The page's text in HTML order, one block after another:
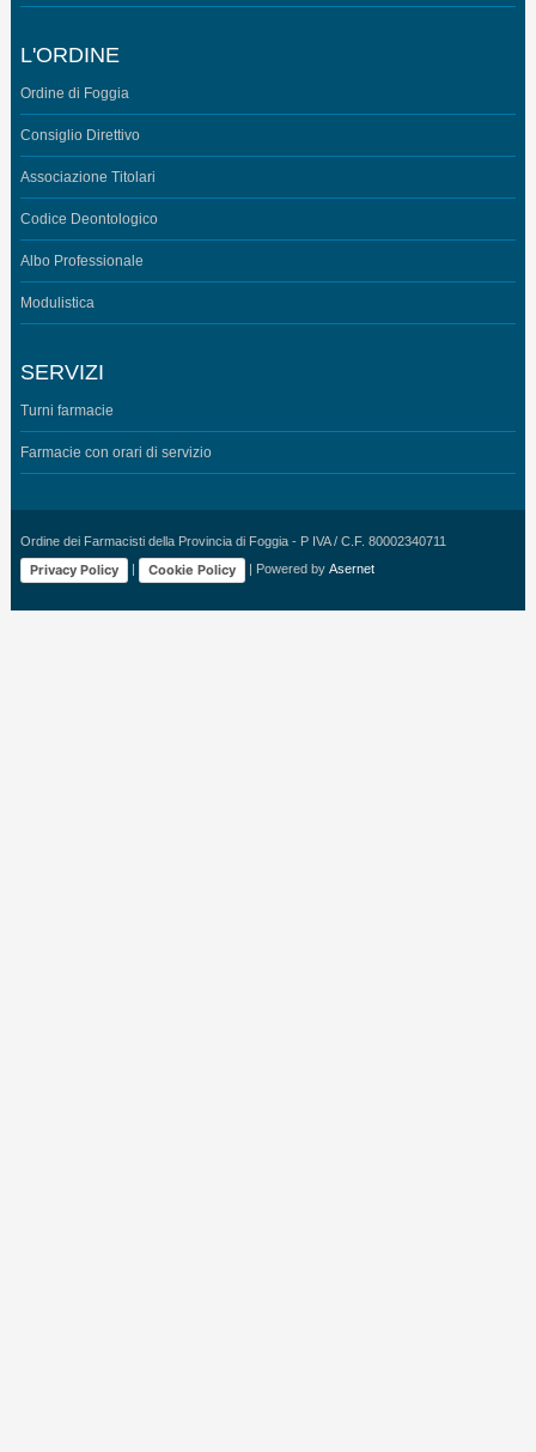
L'ORDINE
Ordine di Foggia
Consiglio Direttivo
Associazione Titolari
Codice Deontologico
Albo Professionale
Modulistica
SERVIZI
Turni farmacie
Farmacie con orari di servizio
Ordine dei Farmacisti della Provincia di Foggia - P IVA / C.F. 80002340711
Privacy Policy Cookie Policy | Powered by Asernet